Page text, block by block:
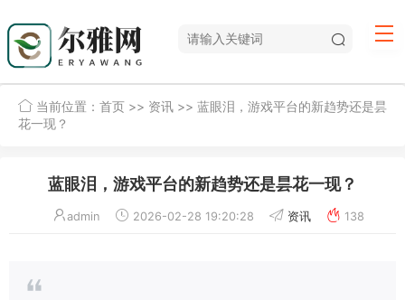
当前位置： 首页 >> 资讯 >> 蓝眼泪，游戏平台的新趋势还是昙
花一现？
蓝眼泪，游戏平台的新趋势还是昙花一现？
admin 2026-02-28 19:20:28 资讯 138